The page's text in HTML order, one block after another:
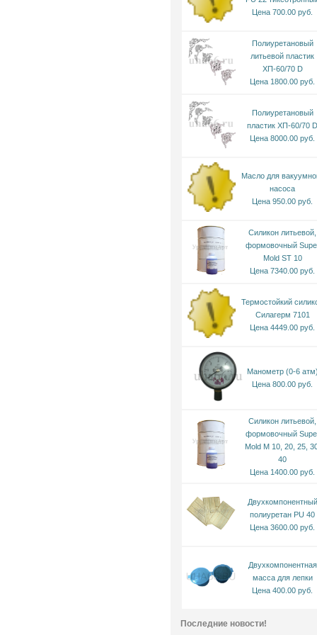
Цена 700.00 руб.
Полиуретановый
литьевой пластик
ХП-60/70 D
Цена 1800.00 руб.
Полиуретановый
пластик ХП-60/70 D
Цена 8000.00 руб.
Масло для
насоса
Цена 950.00 руб.
Силикон литьевой,
формовочный
Mold ST 10
Цена 7340.00 руб.
Термостойкий
Силагерм 7101
Цена 4449.00 руб.
Манометр (0-6 атм)
Цена 800.00 руб.
Силикон литьевой,
формовочный
Mold M 10, 20, 25,
40
Цена 1400.00 руб.
Двухкомпонентный
полиуретан PU 40
Цена 3600.00 руб.
Двухкомпонентная
масса для лепки
Цена 400.00 руб.
Последние новости!